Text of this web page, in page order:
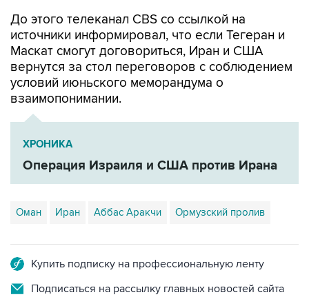
До этого телеканал CBS со ссылкой на
источники информировал, что если Тегеран и
Маскат смогут договориться, Иран и США
вернутся за стол переговоров с соблюдением
условий июньского меморандума о
взаимопонимании.
ХРОНИКА
Операция Израиля и США против Ирана
Оман Иран Аббас Аракчи Ормузский пролив
Купить подписку на профессиональную ленту
Подписаться на рассылку главных новостей сайта